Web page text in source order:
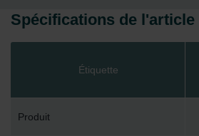
Spécifications de l'article
Étiquette
Produit